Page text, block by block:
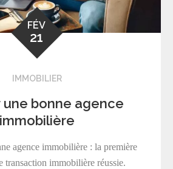
FÉV
21
IMMOBILIER
une bonne agence
immobilière
agence immobilière : la première
transaction immobilière réussie.